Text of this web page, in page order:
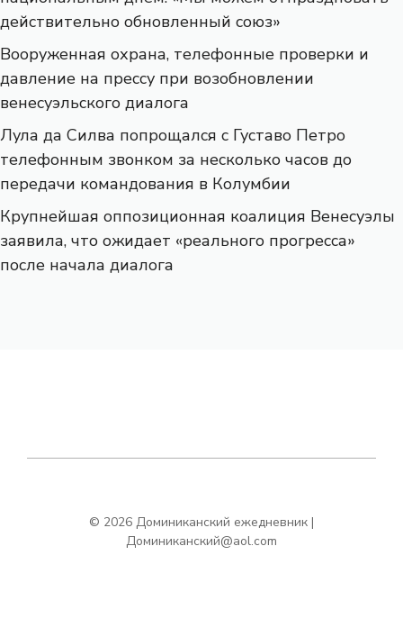
действительно обновленный союз»
Вооруженная охрана, телефонные проверки и
давление на прессу при возобновлении
венесуэльского диалога
Лула да Силва попрощался с Густаво Петро
телефонным звонком за несколько часов до
передачи командования в Колумбии
Крупнейшая оппозиционная коалиция Венесуэлы
заявила, что ожидает «реального прогресса»
после начала диалога
© 2026 Доминиканский ежедневник |
Доминиканский@aol.com